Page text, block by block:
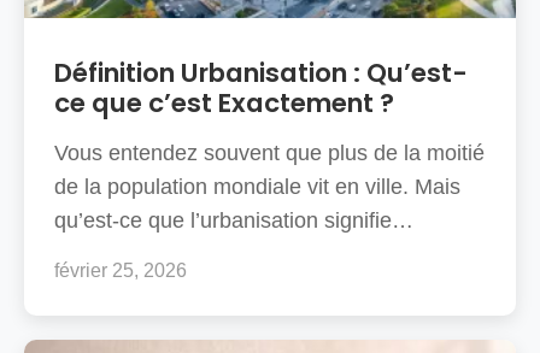
Définition Urbanisation : Qu’est-
ce que c’est Exactement ?
Vous entendez souvent que plus de la moitié
de la population mondiale vit en ville. Mais
qu’est-ce que l’urbanisation signifie…
février 25, 2026